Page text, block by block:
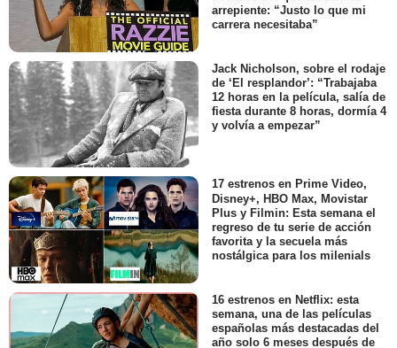
arrepiente: “Justo lo que mi
carrera necesitaba”
Jack Nicholson, sobre el rodaje
de ‘El resplandor’: “Trabajaba
12 horas en la película, salía de
fiesta durante 8 horas, dormía 4
y volvía a empezar”
17 estrenos en Prime Video,
Disney+, HBO Max, Movistar
Plus y Filmin: Esta semana el
regreso de tu serie de acción
favorita y la secuela más
nostálgica para los milenials
16 estrenos en Netflix: esta
semana, una de las películas
españolas más destacadas del
año solo 6 meses después de